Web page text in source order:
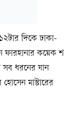
দিকে ঢাকা-
ফারহানার কয়েক শ
সব ধরনের যান
মাস্টারের